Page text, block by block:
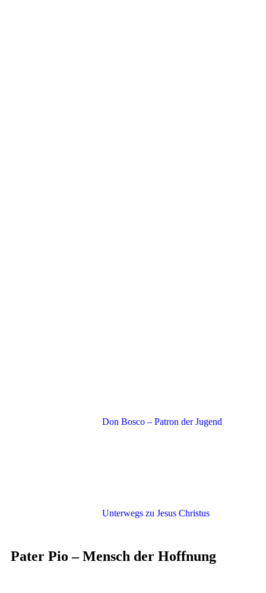
Don Bosco – Patron der Jugend
Unterwegs zu Jesus Christus
Pater Pio – Mensch der Hoffnung